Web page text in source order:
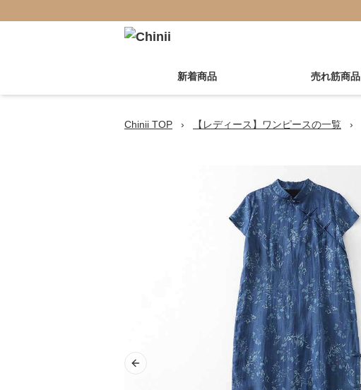
新着商品 売れ筋商品
Chinii TOP › 【レディース】ワンピースの一覧 ›
Previous slide